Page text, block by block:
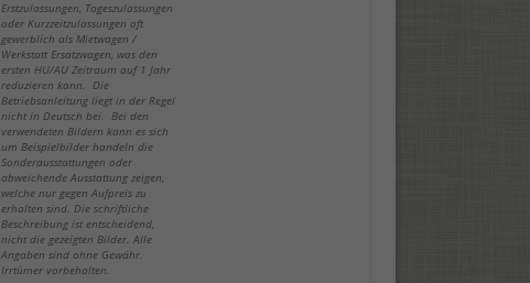
Erstzulassungen, Tageszulassungen
oder Kurzzeitzulassungen oft
gewerblich als Mietwagen /
Werkstatt Ersatzwagen, was den
ersten HU/AU Zeitraum auf 1 Jahr
reduzieren kann. Die
Betriebsanleitung liegt in der Regel
nicht in Deutsch bei. Bei den
verwendeten Bildern kann es sich
um Beispielbilder handeln die
Sonderausstattungen oder
abweichende Ausstattung zeigen,
welche nur gegen Aufpreis zu
erhalten sind. Die schriftliche
Beschreibung ist entscheidend,
nicht die gezeigten Bilder. Alle
Angaben sind ohne Gewähr.
Irrtümer vorbehalten.